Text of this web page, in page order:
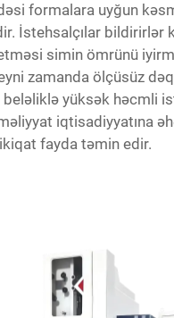
formalara uyğun
İstehsalçılar bildirirlər
simin ömrünü
zamanda ölçüsüz
beləliklə yüksək həcmli
iqtisadiyyatına
fayda təmin edir.